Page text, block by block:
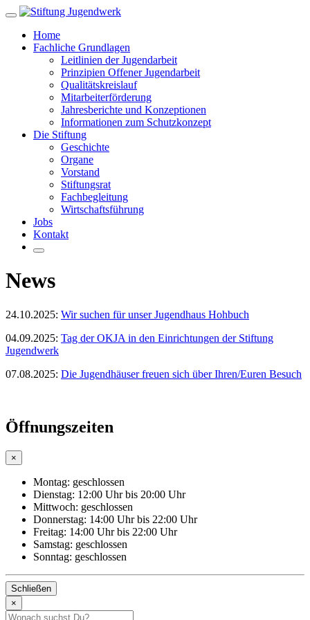
Zum
springenHome
Fachliche Grundlagen
Leitlinien der Jugendarbeit
Prinzipien Offener Jugendarbeit
Qualitätskreislauf
Mitarbeiterförderung
Jahresberichte und Konzeptionen
Informationen zum Schutzkonzept
Die Stiftung
Geschichte
Organe
Vorstand
Stiftungsrat
Fachbegleitung
Wirtschaftsführung
Jobs
Kontakt
News
24.10.2025: Wir suchen für unser Jugendhaus Hohbuch
04.09.2025: Tag der OKJA in den Einrichtungen der Stiftung
Jugendwerk
07.08.2025: Die Jugendhäuser freuen sich über Ihren/Euren Besuch
Öffnungszeiten
×
Montag: geschlossen
Dienstag: 12:00 Uhr bis 20:00 Uhr
Mittwoch: geschlossen
Donnerstag: 14:00 Uhr bis 22:00 Uhr
Freitag: 14:00 Uhr bis 22:00 Uhr
Samstag: geschlossen
Sonntag: geschlossen
Schließen
×
Suchbegriff